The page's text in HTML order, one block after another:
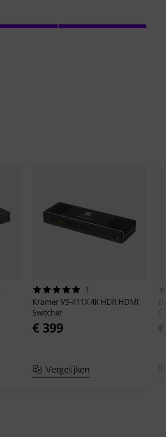
1
KramerVS-411X 4K HDR HDMI
Switcher
€ 399
Vergelijken